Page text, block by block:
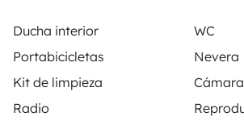
Ducha interior
WC
Portabicicletas
Nevera
Kit de limpieza
Radio